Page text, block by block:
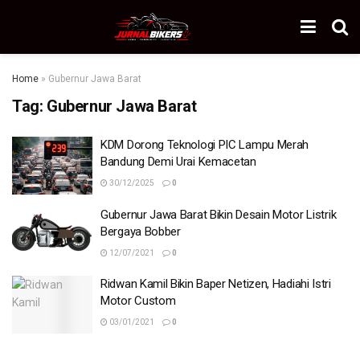
Home » Gubernur Jawa Barat
Tag: Gubernur Jawa Barat
KDM Dorong Teknologi PIC Lampu Merah
Bandung Demi Urai Kemacetan
30/12/2025 0
Gubernur Jawa Barat Bikin Desain Motor Listrik
Bergaya Bobber
12/07/2021 0
Ridwan Kamil Bikin Baper Netizen, Hadiahi Istri
Motor Custom
03/01/2021 0